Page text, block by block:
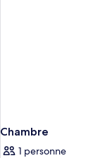
Chambre
1 personne